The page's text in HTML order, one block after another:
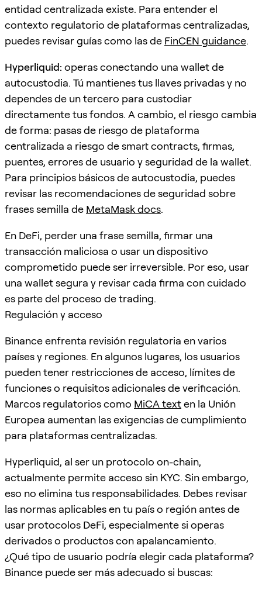
entidad centralizada existe. Para entender el
contexto regulatorio de plataformas centralizadas,
puedes revisar guías como las de FinCEN guidance.
Hyperliquid: operas conectando una wallet de
autocustodia. Tú mantienes tus llaves privadas y no
dependes de un tercero para custodiar
directamente tus fondos. A cambio, el riesgo cambia
de forma: pasas de riesgo de plataforma
centralizada a riesgo de smart contracts, firmas,
puentes, errores de usuario y seguridad de la wallet.
Para principios básicos de autocustodia, puedes
revisar las recomendaciones de seguridad sobre
frases semilla de MetaMask docs.
En DeFi, perder una frase semilla, firmar una
transacción maliciosa o usar un dispositivo
comprometido puede ser irreversible. Por eso, usar
una wallet segura y revisar cada firma con cuidado
es parte del proceso de trading.
Regulación y acceso
Binance enfrenta revisión regulatoria en varios
países y regiones. En algunos lugares, los usuarios
pueden tener restricciones de acceso, límites de
funciones o requisitos adicionales de verificación.
Marcos regulatorios como MiCA texten la Unión
Europea aumentan las exigencias de cumplimiento
para plataformas centralizadas.
Hyperliquid, al ser un protocolo on-chain,
actualmente permite acceso sin KYC. Sin embargo,
eso no elimina tus responsabilidades. Debes revisar
las normas aplicables en tu país o región antes de
usar protocolos DeFi, especialmente si operas
derivados o productos con apalancamiento.
¿Qué tipo de usuario podría elegir cada plataforma?
Binance puede ser más adecuado si buscas: